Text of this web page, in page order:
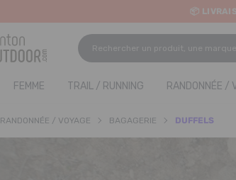
📦
✨
FEMME TRAIL / RUNNING RANDONNÉE /
RANDONNÉE / VOYAGE BAGAGERIE DUFFELS